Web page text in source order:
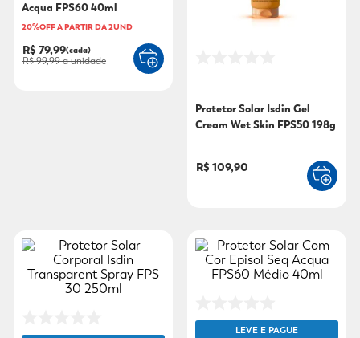
Acqua FPS60 40ml
20%OFF A PARTIR DA 2UND
R$ 79,99(cada)
R$ 99,99a unidade
Protetor Solar Isdin Gel
Cream Wet Skin FPS50 198g
R$ 109,90
LEVE E PAGUE